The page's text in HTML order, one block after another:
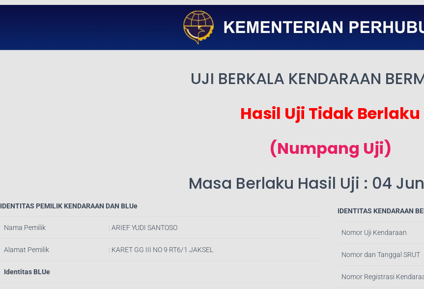
UJI BERKALA KENDARAAN
Hasil Uji Tidak Berlaku
(Numpang Uji)
Masa Berlaku Hasil Uji : 04
IDENTITAS PEMILIK KENDARAAN DAN BLUe
Nama Pemilik : ARIEF YUDI SANTOSO
Alamat Pemilik : KARET GG III NO 9 RT6/1 JAKSEL
Identitas BLUe
IDENTITAS KENDARAAN
Nomor Uji Kendaraan
Nomor dan Tanggal SRUT
Nomor Registrasi